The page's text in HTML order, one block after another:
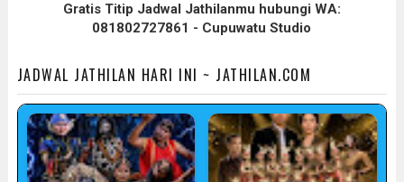
Gratis Titip Jadwal Jathilanmu hubungi WA:
081802727861 - Cupuwatu Studio
JADWAL JATHILAN HARI INI ~ JATHILAN.COM